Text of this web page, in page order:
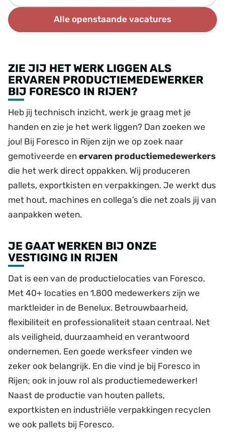
Alle openstaande vacatures
ZIE JIJ HET WERK LIGGEN ALS
ERVAREN PRODUCTIEMEDEWERKER
BIJ FORESCO IN RIJEN?
Heb jij technisch inzicht, werk je graag met je
handen en zie je het werk liggen? Dan zoeken we
jou! Bij Foresco in Rijen zijn we op zoek naar
gemotiveerde en ervaren productiemedewerkers
die het werk direct oppakken. Wij produceren
pallets, exportkisten en verpakkingen. Je werkt dus
met hout, machines en collega’s die net zoals jij van
aanpakken weten.
JE GAAT WERKEN BIJ ONZE
VESTIGING IN RIJEN
Dat is een van de productielocaties van Foresco.
Met 40+ locaties en 1.800 medewerkers zijn we
marktleider in de Benelux. Betrouwbaarheid,
flexibiliteit en professionaliteit staan centraal. Net
als veiligheid, duurzaamheid en verantwoord
ondernemen. Een goede werksfeer vinden we
zeker ook belangrijk. En die vind je bij Foresco in
Rijen; ook in jouw rol als productiemedewerker!
Naast de productie van houten pallets,
exportkisten en industriële verpakkingen recyclen
we ook pallets bij Foresco.